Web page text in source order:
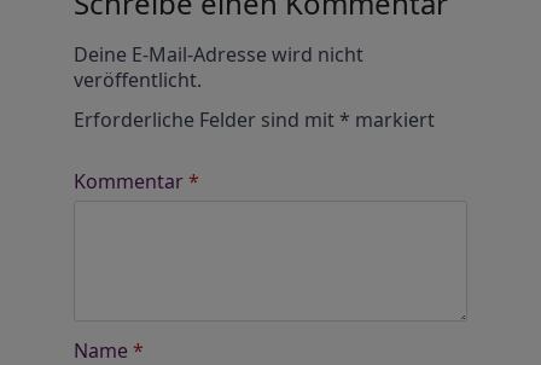
Deine E-Mail-Adresse wird nicht
veröffentlicht.
Erforderliche Felder sind mit* markiert
Kommentar*
Name *